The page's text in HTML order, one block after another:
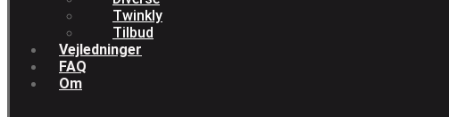
Twinkly
Tilbud
Vejledninger
FAQ
Om